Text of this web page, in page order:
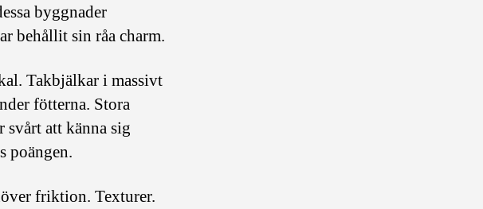
byggnader
behållit sin råa charm.
Takbjälkar i massivt
fötterna. Stora
att känna sig
poängen.
friktion. Texturer.